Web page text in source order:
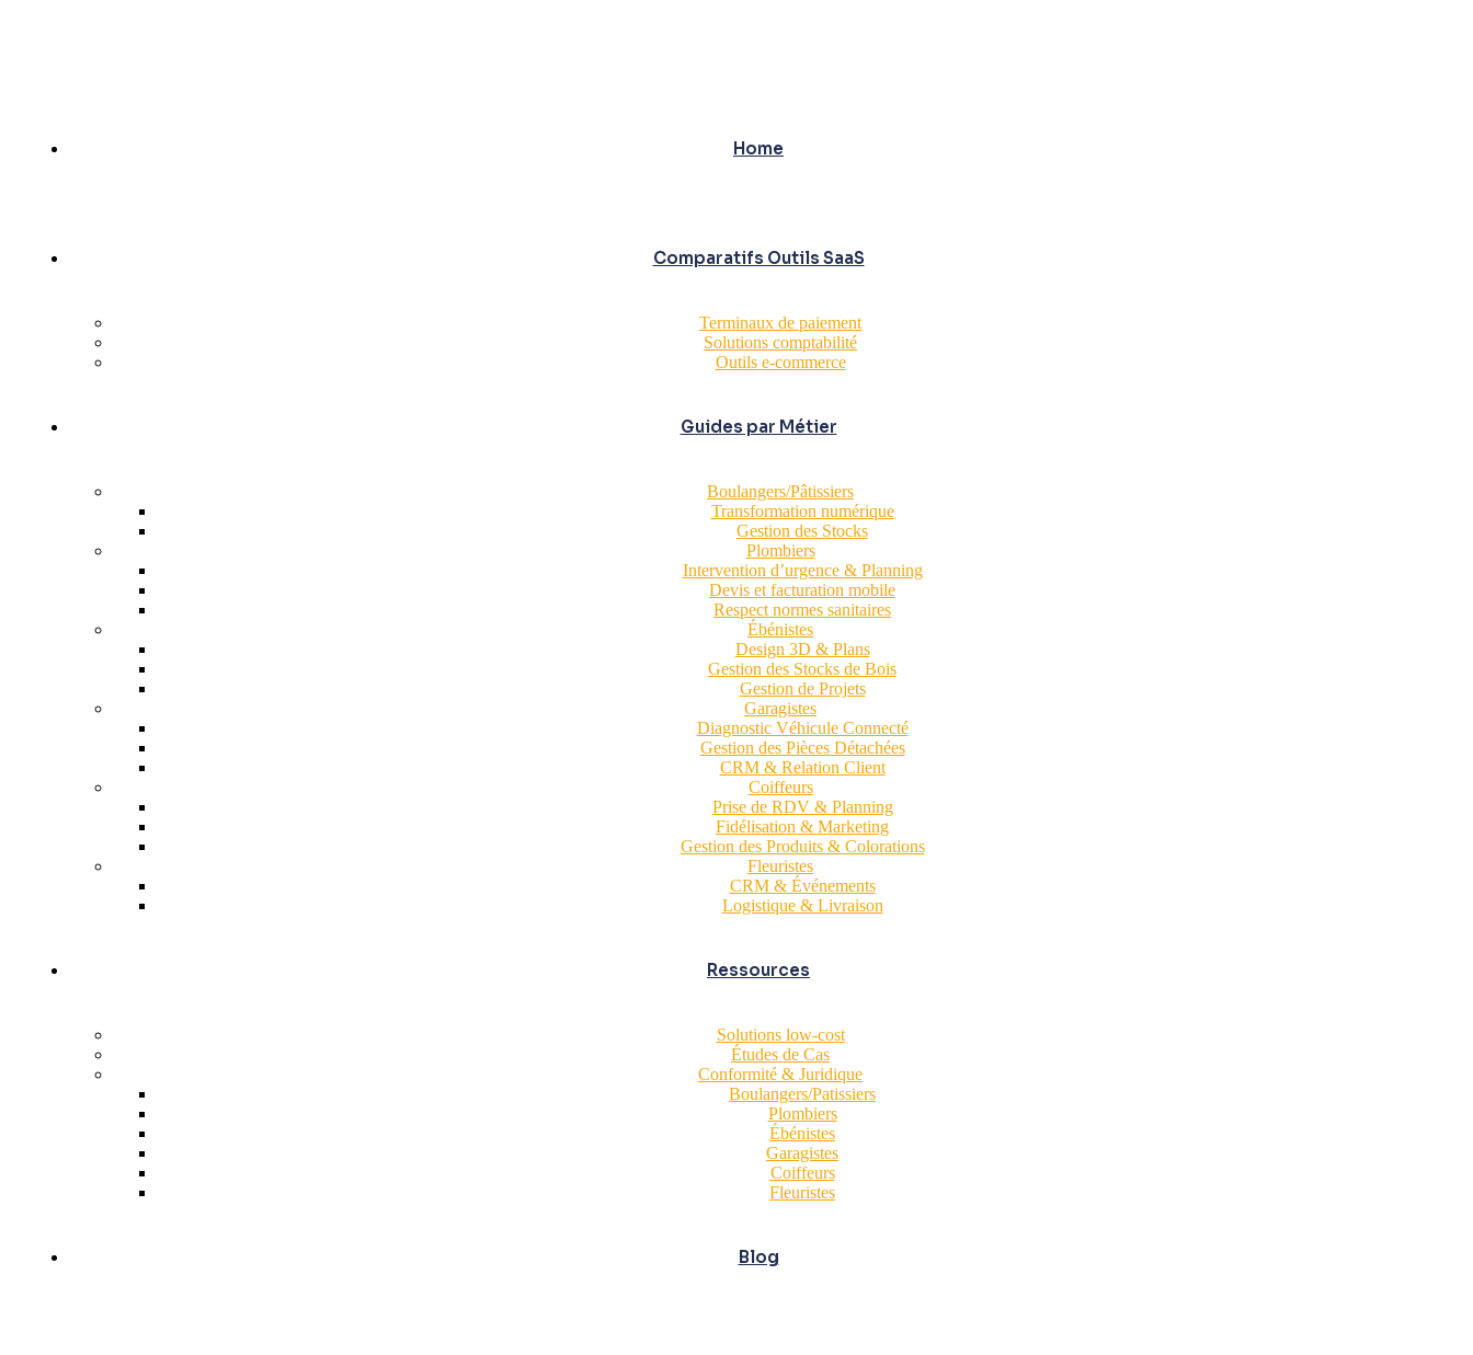
Home
Comparatifs Outils SaaS
Terminaux de paiement
Solutions comptabilité
Outils e-commerce
Guides par Métier
Boulangers/Pâtissiers
Transformation numérique
Gestion des Stocks
Plombiers
Intervention d’urgence & Planning
Devis et facturation mobile
Respect normes sanitaires
Ébénistes
Design 3D & Plans
Gestion des Stocks de Bois
Gestion de Projets
Garagistes
Diagnostic Véhicule Connecté
Gestion des Pièces Détachées
CRM & Relation Client
Coiffeurs
Prise de RDV & Planning
Fidélisation & Marketing
Gestion des Produits & Colorations
Fleuristes
CRM & Événements
Logistique & Livraison
Ressources
Solutions low-cost
Études de Cas
Conformité & Juridique
Boulangers/Patissiers
Plombiers
Ébénistes
Garagistes
Coiffeurs
Fleuristes
Blog